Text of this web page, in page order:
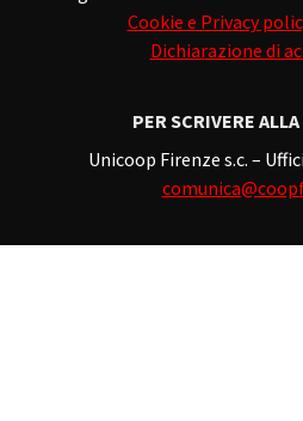
Cookie e Privacy
Dichiarazione di
PER SCRIVERE
Unicoop Firenze s.c. –